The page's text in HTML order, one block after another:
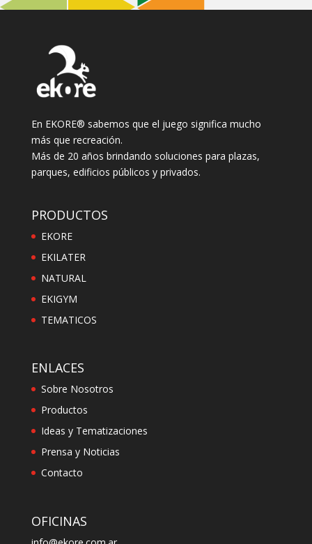
En EKORE® sabemos que el juego significa mucho
más que recreación.
Más de 20 años brindando soluciones para plazas,
parques, edificios públicos y privados.
PRODUCTOS
EKORE
EKILATER
NATURAL
EKIGYM
TEMATICOS
ENLACES
Sobre Nosotros
Productos
Ideas y Tematizaciones
Prensa y Noticias
Contacto
OFICINAS